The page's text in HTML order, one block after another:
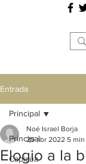
Entrada
Principal
Capicúa
Principal
Elogio a la
Noé Israel Borja
25 abr 2022 5